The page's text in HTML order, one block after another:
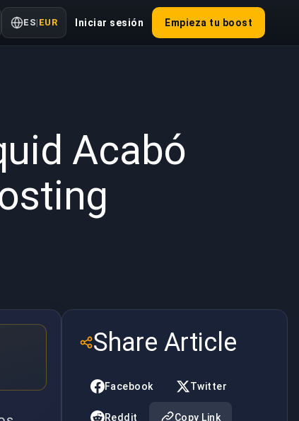
ES| EUR Iniciar sesión Empieza tu boost
Acabó
Share Article
Facebook Twitter
Reddit Copy Link